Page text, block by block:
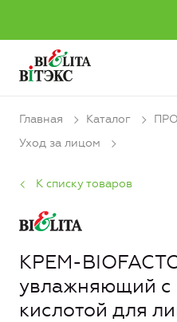
Главная Каталог
Уход за лицом
К списку товаров
КРЕМ-
увлажняющий с
кислотой для